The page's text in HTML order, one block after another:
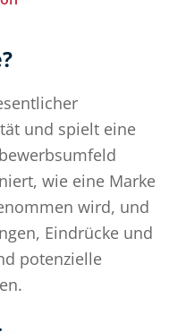
und spielt eine
wie eine Marke
wird, und
Eindrücke und
potenzielle